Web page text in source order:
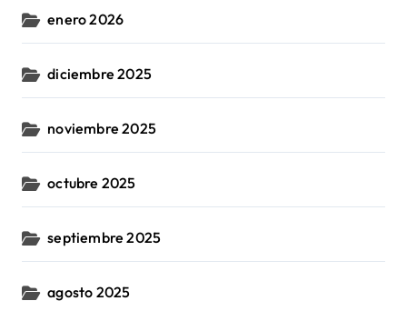
enero 2026
diciembre 2025
noviembre 2025
octubre 2025
septiembre 2025
agosto 2025